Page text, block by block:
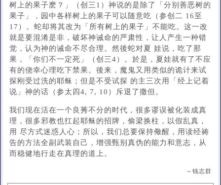
树上的果子麽？」（创三1）神说的是除了「分别善恶树的
果子」，园中各样树上的果子可以随意吃（参创二 16至
17）。蛇却将其改为「所有树上的果子」不能吃。这一改
就是要混淆是非，破坏神诫命的严肃性，让人产生一种错
觉，认为神的诫命不尽合理。然後蛇对夏 娃说，吃了那
果，「你们不一定死」（创三4）。於是，夏娃就有了不应
有的侥幸心理吃下禁果。後来，魔鬼又用类似的诡计来试
探刚受过洗的耶稣；但是不受试探 的主三次用「经上记着
说」神的话（参太四4, 7, 10）斥退了撒但。
我们现在活在一个良莠不分的时代，很多谬误被化装成真
理，很多邪教也扛起耶稣的招牌，偷梁换柱，以假乱真，
用 尽方式迷惑人心；所以，我们总要保持儆醒，用读经祷
告的方法全副武装自己，增强甄别真伪的能力和意志，从
而稳健地行走在真理的道上。
～钱志群